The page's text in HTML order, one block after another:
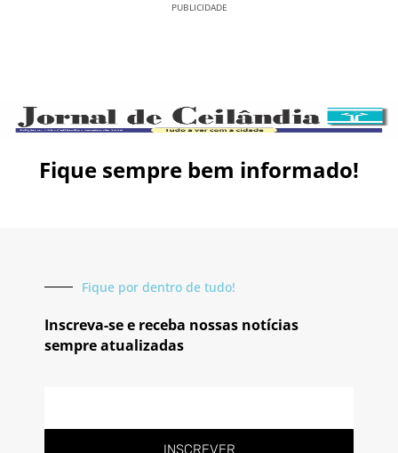
PUBLICIDADE
Fique sempre bem informado!
Fique por dentro de tudo!
Inscreva-se e receba nossas notícias
sempre atualizadas